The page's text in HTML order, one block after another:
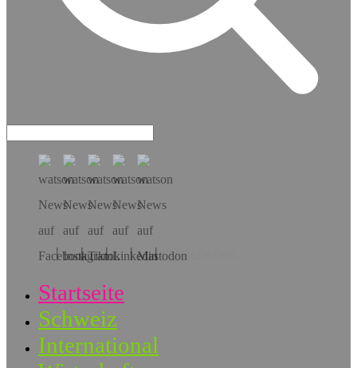
Hol dir die App!
Startseite
Schweiz
International